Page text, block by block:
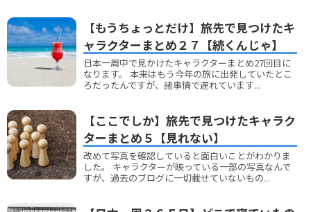
【もうちょっとだけ】旅先で見つけたキ
ャラクターまとめ２７【続くんじゃ】
日本一周中で見かけたキャラクターまとめ27回目に
なります。 本来はもう今年の旅に出発していたとこ
ろだったんですが、諸事情で遅れています...
【ここでしか】旅先で見つけたキャラク
ターまとめ５【見れない】
改めて写真を確認していると面白いことがわかりま
した。 キャラクターが映っている一部の写真なんで
すが、過去のブログに一切載せていないもの...